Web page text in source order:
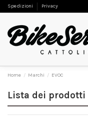
Spedizioni Privacy
Home Marchi EVOC
Lista dei prodotti